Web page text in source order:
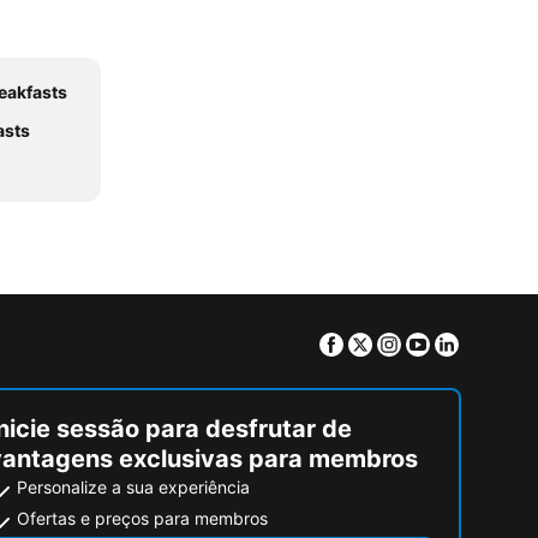
Facebook
TwitterInstagram
Youtube
sessão para desfrutar de
exclusivas para membros
Personalize a sua experiência
Ofertas e preços para membros